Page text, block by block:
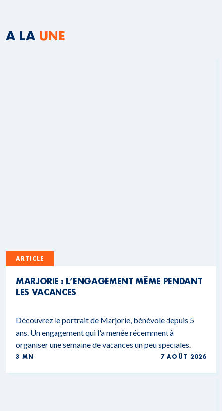
A LA UNE
ARTICLE
MARJORIE : L’ENGAGEMENT MÊME PENDANT
LES VACANCES
Découvrez le portrait de Marjorie, bénévole depuis 5
ans. Un engagement qui l'a menée récemment à
organiser une semaine de vacances un peu spéciales.
3 MN 7 AOÛT 2026